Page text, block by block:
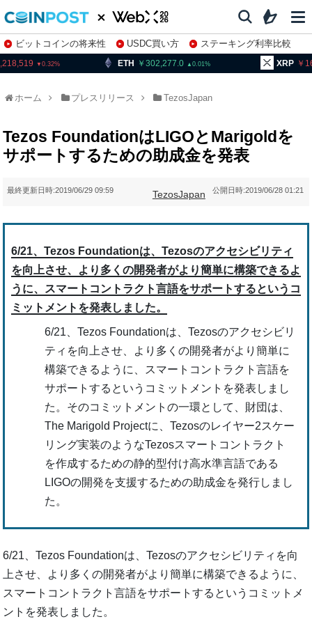
ビットコインの将来性 USDC買い方
ステーキング利率比較
株特集・関連銘柄
0.32 ETH 302,277.0 0.01 XRP
ホーム プレスリリース TezosJapan
Tezos FoundationはLIGOとMarigoldを
サポートするための助成金を発表
公開日時:2019/06/28 01:21
最終更新日時:2019/06/29 09:59 TezosJapan
6/21、Tezos Foundationは、Tezosのアクセシビリティ
を向上させ、より多くの開発者がより簡単に構築できるよ
うに、スマートコントラクト言語をサポートするというコ
ミットメントを発表しました。
6/21、Tezos Foundationは、Tezosのアクセシビリ
ティを向上させ、より多くの開発者がより簡単に
構築できるように、スマートコントラクト言語を
サポートするというコミットメントを発表しまし
た。そのコミットメントの一環として、財団は、
The Marigold Projectに、Tezosのレイヤー2スケー
リング実装のようなTezosスマートコントラクト
を作成するための静的型付け高水準言語である
LIGOの開発を支援するための助成金を発行しまし
た。
6/21、Tezos Foundationは、Tezosのアクセシビリティを向
上させ、より多くの開発者がより簡単に構築できるように、
スマートコントラクト言語をサポートするというコミットメ
ントを発表しました。